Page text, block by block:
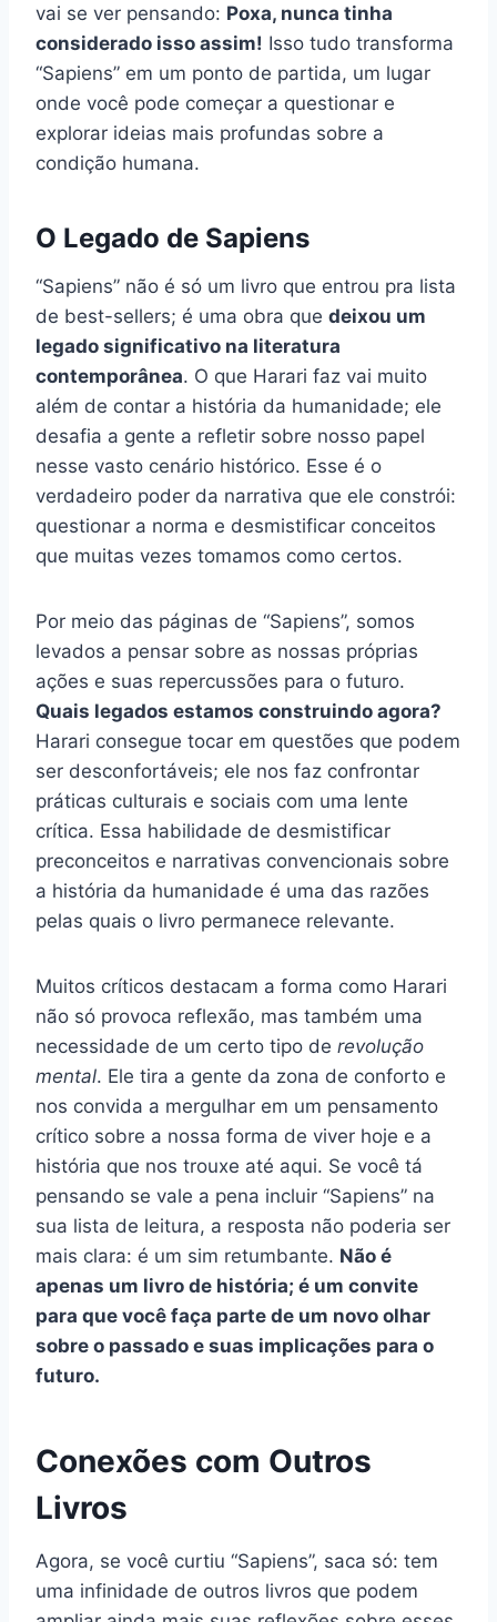
vai se ver pensando: Poxa, nunca tinha
considerado isso assim! Isso tudo transforma
“Sapiens” em um ponto de partida, um lugar
onde você pode começar a questionar e
explorar ideias mais profundas sobre a
condição humana.
O Legado de Sapiens
“Sapiens” não é só um livro que entrou pra lista
de best-sellers; é uma obra que deixou um
legado significativo na literatura
contemporânea. O que Harari faz vai muito
além de contar a história da humanidade; ele
desafia a gente a refletir sobre nosso papel
nesse vasto cenário histórico. Esse é o
verdadeiro poder da narrativa que ele constrói:
questionar a norma e desmistificar conceitos
que muitas vezes tomamos como certos.
Por meio das páginas de “Sapiens”, somos
levados a pensar sobre as nossas próprias
ações e suas repercussões para o futuro.
Quais legados estamos construindo agora?
Harari consegue tocar em questões que podem
ser desconfortáveis; ele nos faz confrontar
práticas culturais e sociais com uma lente
crítica. Essa habilidade de desmistificar
preconceitos e narrativas convencionais sobre
a história da humanidade é uma das razões
pelas quais o livro permanece relevante.
Muitos críticos destacam a forma como Harari
não só provoca reflexão, mas também uma
necessidade de um certo tipo de revolução
mental. Ele tira a gente da zona de conforto e
nos convida a mergulhar em um pensamento
crítico sobre a nossa forma de viver hoje e a
história que nos trouxe até aqui. Se você tá
pensando se vale a pena incluir “Sapiens” na
sua lista de leitura, a resposta não poderia ser
mais clara: é um sim retumbante. Não é
apenas um livro de história; é um convite
para que você faça parte de um novo olhar
sobre o passado e suas implicações para o
futuro.
Conexões com Outros
Livros
Agora, se você curtiu “Sapiens”, saca só: tem
uma infinidade de outros livros que podem